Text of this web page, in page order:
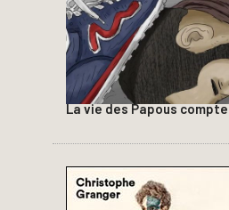
La vie des Papous compte